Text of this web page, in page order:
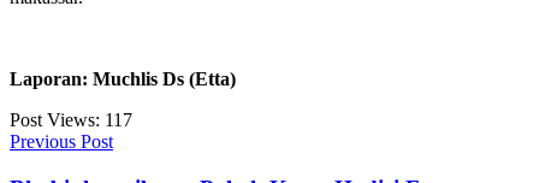
Laporan: Muchlis Ds (Etta)
Post Views: 117
Previous Post